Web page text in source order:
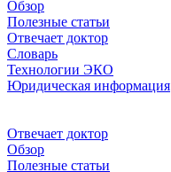
Обзор
Полезные статьи
Отвечает доктор
Словарь
Технологии ЭКО
Юридическая информация
Отвечает доктор
Обзор
Полезные статьи